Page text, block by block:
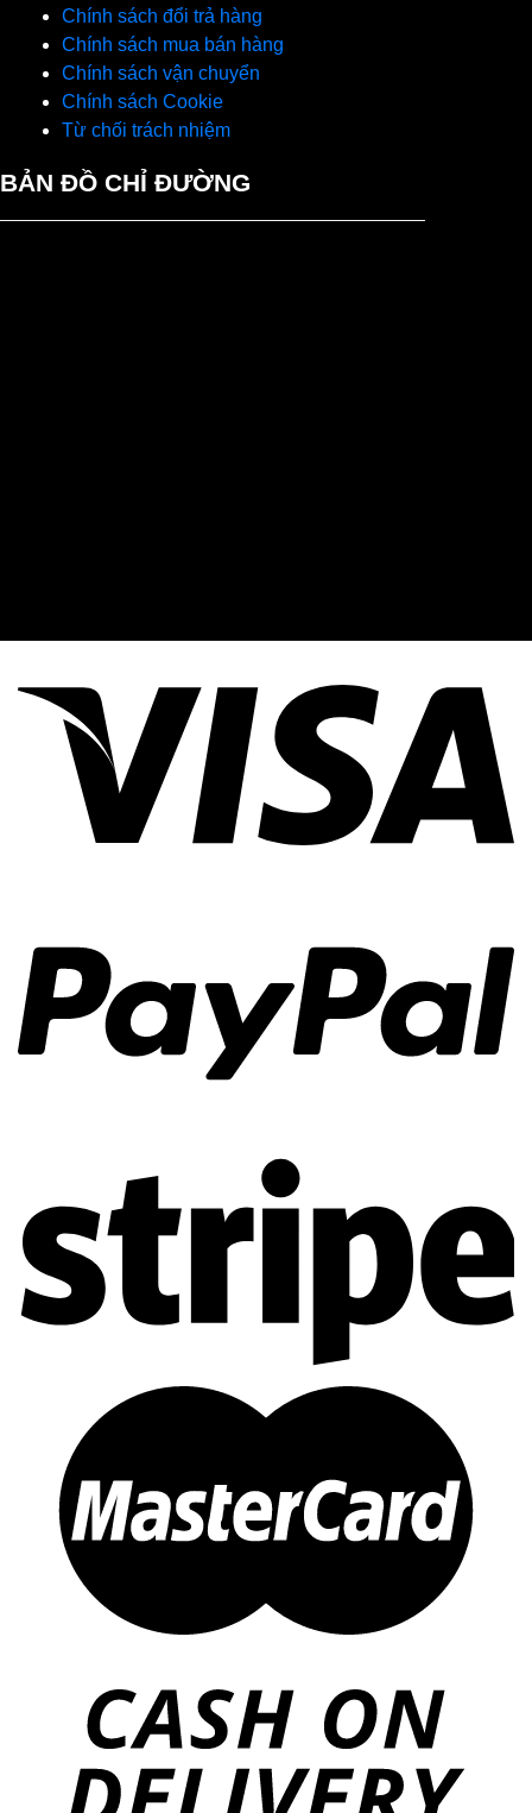
Chính sách đổi trả hàng
Chính sách mua bán hàng
Chính sách vận chuyển
Chính sách Cookie
Từ chối trách nhiệm
BẢN ĐỒ CHỈ ĐƯỜNG